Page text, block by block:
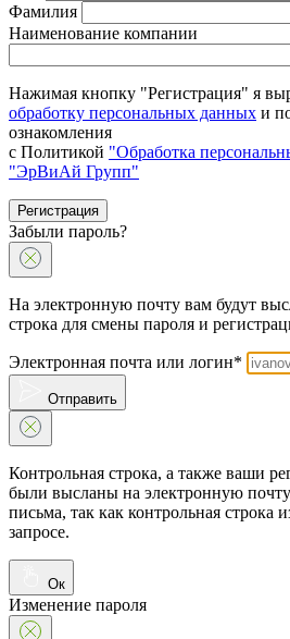
Фамилия
Наименование компании
Нажимая кнопку "Регистрация" я
обработку персональных данных и
ознакомления
с Политикой "Обработка
"ЭрВиАй Групп"
Регистрация
Забыли пароль?
На электронную почту вам будут
строка для смены пароля и
Электронная почта или логин*
Отправить
Контрольная строка, а также ваши
были высланы на электронную
письма, так как контрольная строка
запросе.
Ок
Изменение пароля